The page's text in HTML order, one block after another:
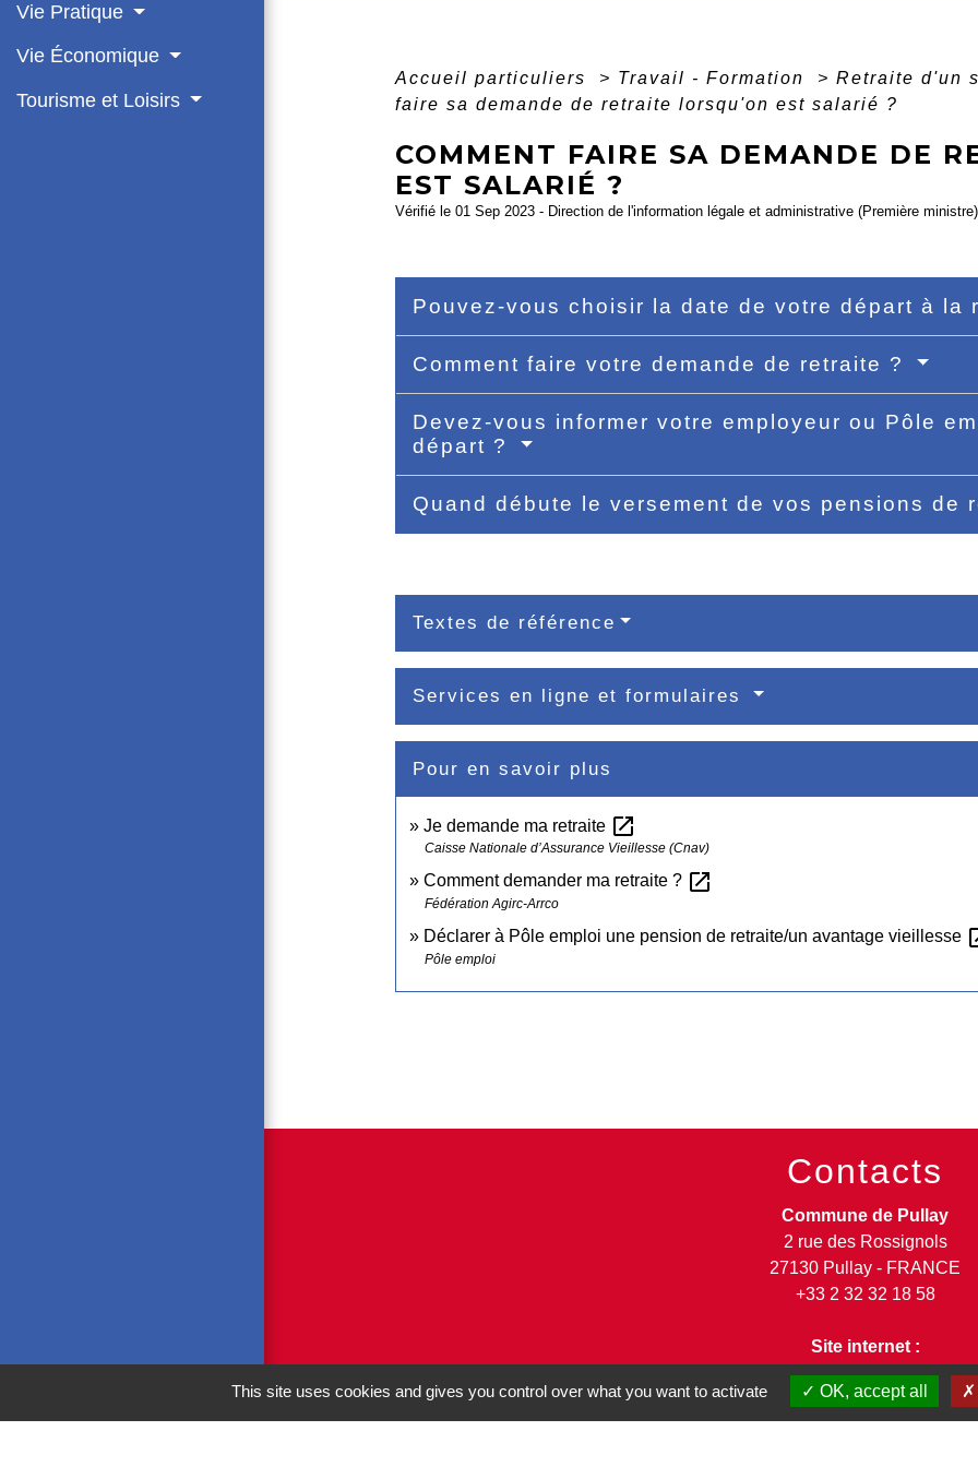
Vie Pratique
Vie Économique
Tourisme et Loisirs
Accueil particuliers > Travail - Formation > Retraite d'un
faire sa demande de retraite lorsqu'on est salarié ?
COMMENT FAIRE SA DEMANDE DE
EST SALARIÉ ?
Vérifié le 01 Sep 2023 - Direction de l'information légale et administrative (Première ministre)
Pouvez-vous choisir la date de votre départ à la
Comment faire votre demande de retraite ?
Devez-vous informer votre employeur ou Pôle
départ ?
Quand débute le versement de vos pensions de
Textes de référence
Services en ligne et formulaires
Pour en savoir plus
Je demande ma retraite open_in_new
Caisse Nationale d’Assurance Vieillesse (Cnav)
Comment demander ma retraite ? open_in_new
Fédération Agirc-Arrco
Déclarer à Pôle emploi une pension de retraite/un avantage vieillesse
Pôle emploi
Contacts
Commune de Pullay
2 rue des Rossignols
27130 Pullay - FRANCE
+33 2 32 32 18 58
Site internet :
www.pullay.fr
This site uses cookies and gives you control over what you want to activate
OK, accept all